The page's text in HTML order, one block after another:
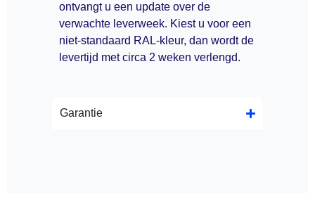
ontvangt u een update over de
verwachte leverweek. Kiest u voor een
niet-standaard RAL-kleur, dan wordt de
levertijd met circa 2 weken verlengd.
Garantie